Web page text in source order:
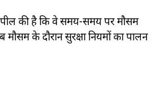
की है कि वे समय-समय पर मौसम
के दौरान सुरक्षा नियमों का पालन